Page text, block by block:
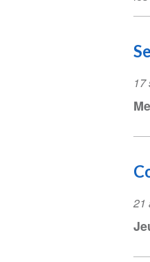
Date
17
Date
21